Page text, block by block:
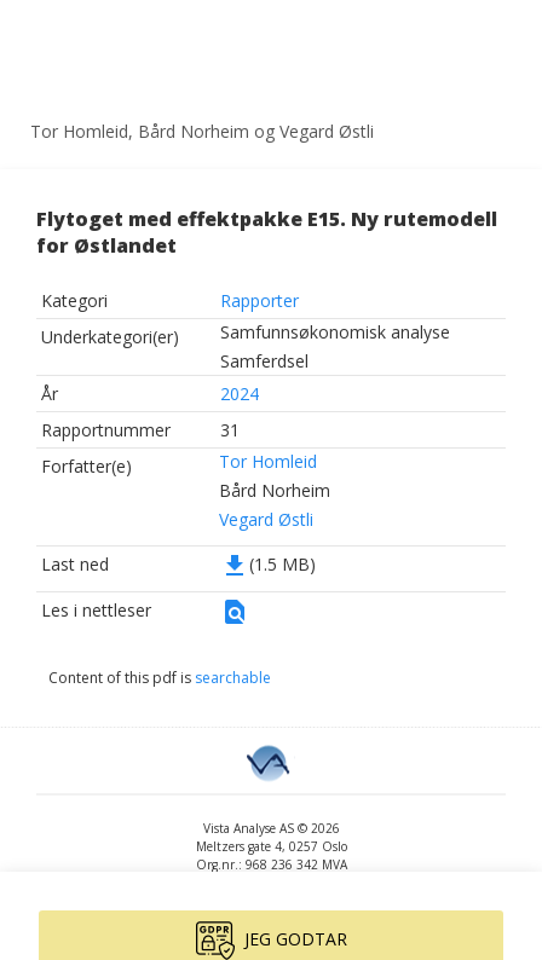
Tor Homleid, Bård Norheim og Vegard Østli
Flytoget med effektpakke E15. Ny rutemodell
for Østlandet
Kategori
Rapporter
Underkategori(er)
Samfunnsøkonomisk analyse
Samferdsel
År
2024
Rapportnummer
31
Forfatter(e)
Tor Homleid
Bård Norheim
Vegard Østli
Last ned
file_download (1.5 MB)
Les i nettleser
find_in_page
Content of this pdf is searchable
Vista Analyse AS © 2026
Meltzers gate 4, 0257 Oslo
Org.nr.: 968 236 342 MVA
www.vista-analyse.no
By
JEG GODTAR